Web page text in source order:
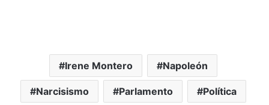
Irene Montero Napoleón
Narcisismo Parlamento Política